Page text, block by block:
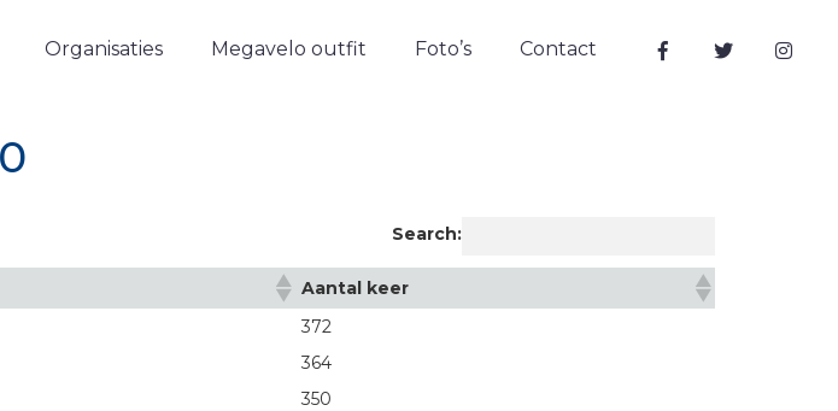
Organisaties Megavelo outfit Foto’s Contact
Search:
Aantal keer
372
364
350